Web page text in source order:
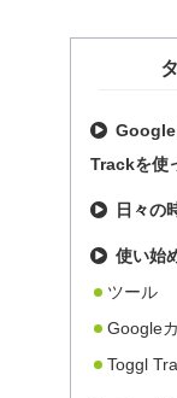
Google
Trackを使
日々の
使い始
ツール
Google
Toggl